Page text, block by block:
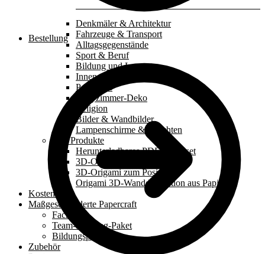
Bestellung
Denkmäler & Architektur
Fahrzeuge & Transport
Alltagsgegenstände
Sport & Beruf
Bildung und Lernen
Innenausstattung
Paperkids
Babyzimmer-Deko
Religion
Bilder & Wandbilder
Lampenschirme & Leuchten
Alle Produkte
Herunterladbares PDF-Bastelset
3D-Origami-Set
3D-Origami zum Posieren
Origami 3D-Wanddekoration aus Papier
Kostenloses
Maßgeschneiderte Papercraft
Fachleute
Team-Building-Paket
Bildungspaket
Zubehör